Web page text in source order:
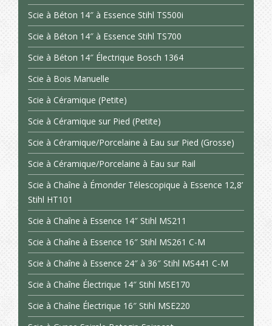
Scie à Béton 14″ à Essence Stihl TS500i
Scie à Béton 14″ à Essence Stihl TS700
Scie à Béton 14″ Électrique Bosch 1364
Scie à Bois Manuelle
Scie à Céramique (Petite)
Scie à Céramique sur Pied (Petite)
Scie à Céramique/Porcelaine à Eau sur Pied (Grosse)
Scie à Céramique/Porcelaine à Eau sur Rail
Scie à Chaîne à Émonder Télescopique à Essence 12,8’
Stihl HT101
Scie à Chaîne à Essence 14″ Stihl MS211
Scie à Chaîne à Essence 16″ Stihl MS261 C-M
Scie à Chaîne à Essence 24″ à 36″ Stihl MS441 C-M
Scie à Chaîne Électrique 14″ Stihl MSE170
Scie à Chaîne Électrique 16″ Stihl MSE220